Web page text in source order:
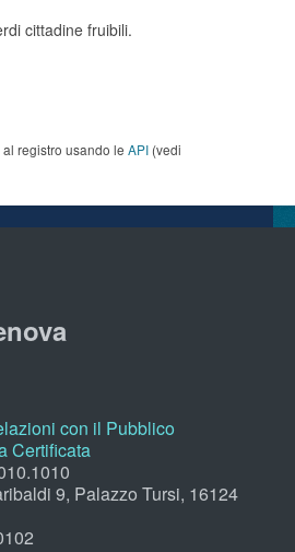
cittadine fruibili.
registro usando le API (vedi
con il Pubblico
Certificata
9, Palazzo Tursi, 16124